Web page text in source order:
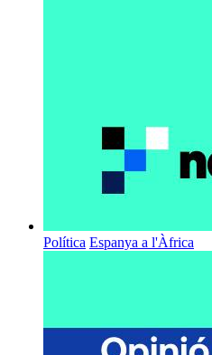
Política Espanya a l'Àfrica